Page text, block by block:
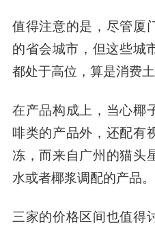
值得注意的是，尽管厦
的省会城市，但这些城
都处于高位，算是消费
在产品构成上，当心椰
啡类的产品外，还配有
冻，而来自广州的猫头
水或者椰浆调配的产品。
三家的价格区间也值得